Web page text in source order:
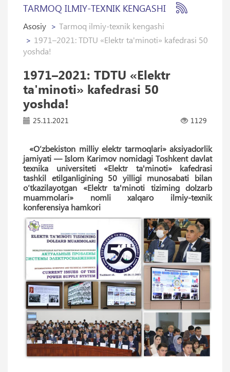
TARMOQ ILMIY-TEXNIK KENGASHI
Asosiy
Tarmoq ilmiy-texnik kengashi
1971–2021: TDTU «Elektr ta'minoti» kafedrasi 50
yoshda!
1971–2021: TDTU «Elektr
ta'minoti» kafedrasi 50
yoshda!
25.11.2021 1129
«O‘zbekiston milliy elektr tarmoqlari» aksiyadorlik
jamiyati — Islom Karimov nomidagi Toshkent davlat
texnika universiteti «Elektr ta'minoti» kafedrasi
tashkil etilganligining 50 yilligi munosabati bilan
o‘tkazilayotgan «Elektr ta'minoti tiziming dolzarb
muammolari» nomli xalqaro ilmiy-texnik
konferensiya hamkori